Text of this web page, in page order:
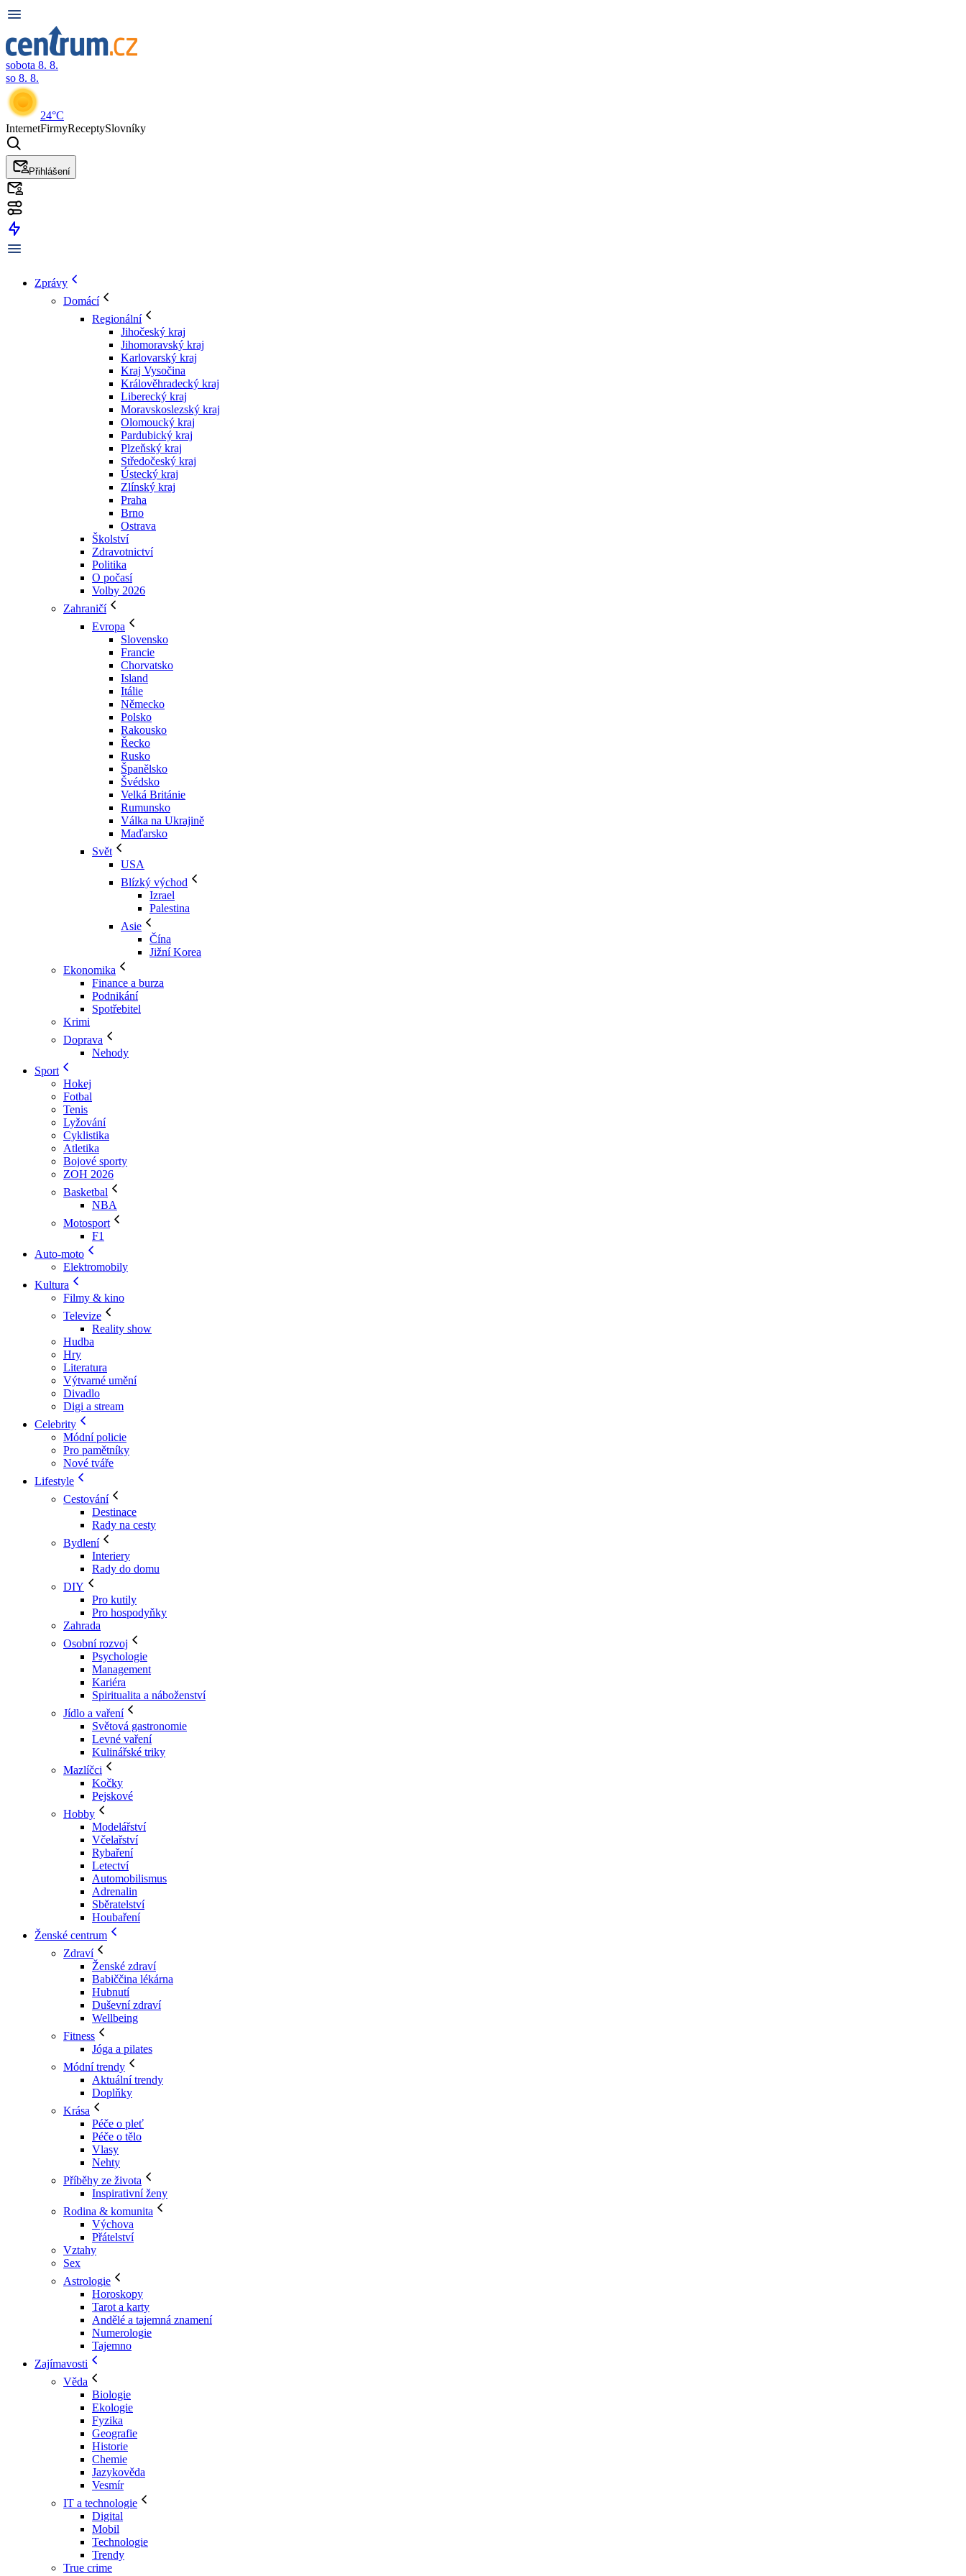
sobota 8. 8.
so 8. 8.
24°C
InternetFirmyReceptySlovníky
Přihlášení
Zprávy
Domácí
Regionální
Jihočeský kraj
Jihomoravský kraj
Karlovarský kraj
Kraj Vysočina
Králověhradecký kraj
Liberecký kraj
Moravskoslezský kraj
Olomoucký kraj
Pardubický kraj
Plzeňský kraj
Středočeský kraj
Ústecký kraj
Zlínský kraj
Praha
Brno
Ostrava
Školství
Zdravotnictví
Politika
O počasí
Volby 2026
Zahraničí
Evropa
Slovensko
Francie
Chorvatsko
Island
Itálie
Německo
Polsko
Rakousko
Řecko
Rusko
Španělsko
Švédsko
Velká Británie
Rumunsko
Válka na Ukrajině
Maďarsko
Svět
USA
Blízký východ
Izrael
Palestina
Asie
Čína
Jižní Korea
Ekonomika
Finance a burza
Podnikání
Spotřebitel
Krimi
Doprava
Nehody
Sport
Hokej
Fotbal
Tenis
Lyžování
Cyklistika
Atletika
Bojové sporty
ZOH 2026
Basketbal
NBA
Motosport
F1
Auto-moto
Elektromobily
Kultura
Filmy & kino
Televize
Reality show
Hudba
Hry
Literatura
Výtvarné umění
Divadlo
Digi a stream
Celebrity
Módní policie
Pro pamětníky
Nové tváře
Lifestyle
Cestování
Destinace
Rady na cesty
Bydlení
Interiery
Rady do domu
DIY
Pro kutily
Pro hospodyňky
Zahrada
Osobní rozvoj
Psychologie
Management
Kariéra
Spiritualita a náboženství
Jídlo a vaření
Světová gastronomie
Levné vaření
Kulinářské triky
Mazlíčci
Kočky
Pejskové
Hobby
Modelářství
Včelařství
Rybaření
Letectví
Automobilismus
Adrenalin
Sběratelství
Houbaření
Ženské centrum
Zdraví
Ženské zdraví
Babiččina lékárna
Hubnutí
Duševní zdraví
Wellbeing
Fitness
Jóga a pilates
Módní trendy
Aktuální trendy
Doplňky
Krása
Péče o pleť
Péče o tělo
Vlasy
Nehty
Příběhy ze života
Inspirativní ženy
Rodina & komunita
Výchova
Přátelství
Vztahy
Sex
Astrologie
Horoskopy
Tarot a karty
Andělé a tajemná znamení
Numerologie
Tajemno
Zajímavosti
Věda
Biologie
Ekologie
Fyzika
Geografie
Historie
Chemie
Jazykověda
Vesmír
IT a technologie
Digital
Mobil
Technologie
Trendy
True crime